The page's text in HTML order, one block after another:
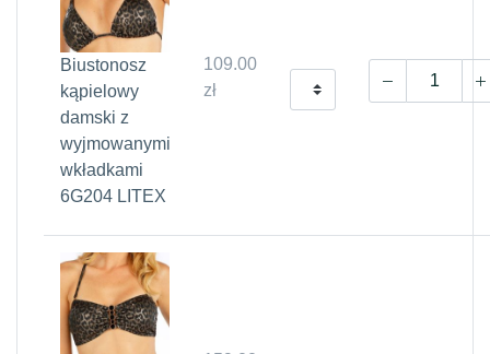
Biustonosz
kąpielowy
damski z
wyjmowanymi
wkładkami
6G204 LITEX
109.00
zł